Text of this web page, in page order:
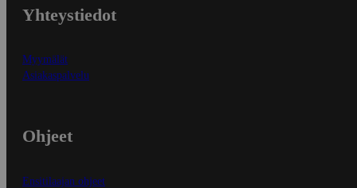
Yhteystiedot
Myymälät
Asiakaspalvelu
Ohjeet
Ensitilaajan ohjeet